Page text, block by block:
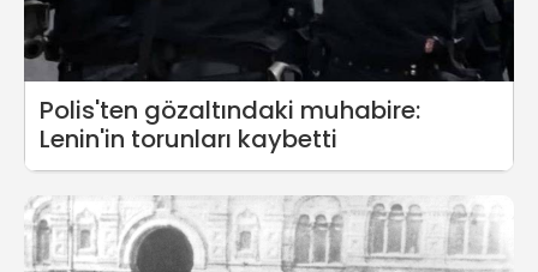
Polis'ten gözaltındaki muhabire:
Lenin'in torunları kaybetti